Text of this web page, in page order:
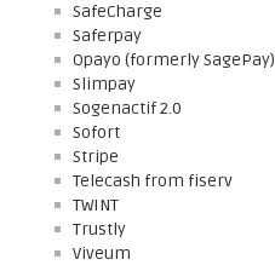
SafeCharge
Saferpay
Opayo (formerly SagePay)
Slimpay
Sogenactif 2.0
Sofort
Stripe
Telecash from fiserv
TWINT
Trustly
Viveum